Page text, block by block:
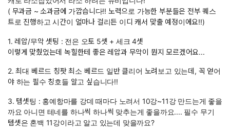
( 무과금 ~ 소과금에 가깝습니다!! 노력으로 가능한 부분들은 전부 퀘스
트로 진행하고 시간이 얼마나 걸리든 이디 캐서 맞출 예정이에요!!)
1. 레압/무악 셋팅 : 전은 오토 5셋 + 세크 4셋
이렇게 맞췄었는데 녹힐한테 좋은 레압과 무악이 뭔지 모르겠어요...
2. 최대 베르드 칭팟 최소 베르드 일반 클리어 노려보고 있는데, 꼭 얻어
야 하는 필수 칭호들 알고 싶습니다!!
3. 템셋팅 : 홍예항마를 강데 때마다 노려서 10강~11강 만드는게 좋을
까요 아니면 테네를 하나씩 하나씩 맞추는게 좋을까요.... 필수 무기
템셋은 혼백 11강이라고 알고 있는데 맞을까요?